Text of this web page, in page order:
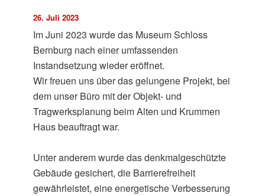
26. Juli 2023
Im Juni 2023 wurde das Museum Schloss
Bernburg nach einer umfassenden
Instandsetzung wieder eröffnet.
Wir freuen uns über das gelungene Projekt, bei
dem unser Büro mit der Objekt- und
Tragwerksplanung beim Alten und Krummen
Haus beauftragt war.
Unter anderem wurde das denkmalgeschützte
Gebäude gesichert, die Barrierefreiheit
gewährleistet, eine energetische Verbesserung